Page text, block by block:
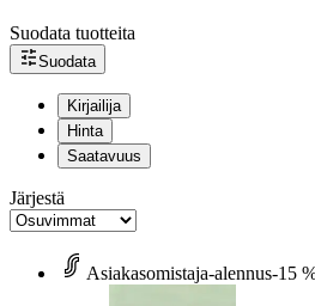
Suodata tuotteita
Suodata
Kirjailija
Hinta
Saatavuus
Järjestä
Asiakasomistaja-alennus-15